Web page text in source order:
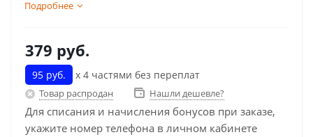
Подробнее
379 руб.
95 руб. х 4 частями без переплат
Товар распродан Нашли дешевле?
Для списания и начисления бонусов при заказе,
укажите номер телефона в личном кабинете